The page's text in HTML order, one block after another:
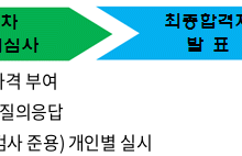
부여
의응답
준용) 개인별 실시